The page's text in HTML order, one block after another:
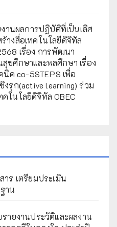
งานผลการปฏิบัติที่เป็นเลิศ
างสื่อเทคโนโลยีดิจิทัล
เรื่อง การพัฒนา
ขศึกษาและพลศึกษา เรื่อง
ค co-5STEPS เพื่อ
งรุก(active learning) ร่วม
โนโลยีดิจิทัล OBEC
ร เตรียมประเมิน
าน
ายงานประวัติและผลงาน